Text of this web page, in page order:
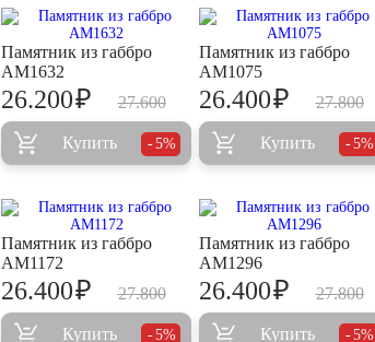
Памятник из габбро
AM1632
27.600
26.200₽
Купить 5%
Памятник из габбро
AM1075
27.800
26.400₽
Купить 5%
Памятник из габбро
AM1172
27.800
26.400₽
Купить 5%
Памятник из габбро
AM1296
27.800
26.400₽
Купить 5%